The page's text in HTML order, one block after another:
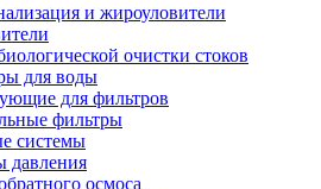
и жироуловители
очистки стоков
для воды
для фильтров
фильтры
системы
давления
осмоса